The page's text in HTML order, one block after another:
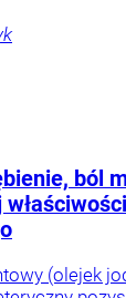
ból
(olejek